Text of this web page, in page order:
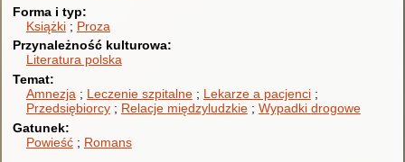
Forma i typ
Książki
Proza
Przynależność kulturowa
Literatura polska
Temat
Amnezja
Leczenie szpitalne
Lekarze a pacjenci
Przedsiębiorcy
Relacje międzyludzkie
Wypadki drogowe
Gatunek
Powieść
Romans